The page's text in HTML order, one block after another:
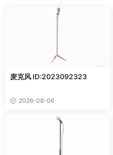
麦克风 ID:2023092323
2026-08-06